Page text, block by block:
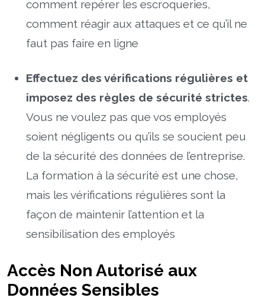
comment repérer les escroqueries,
comment réagir aux attaques et ce qu’il ne
faut pas faire en ligne
Effectuez des vérifications régulières et
imposez des règles de sécurité strictes.
Vous ne voulez pas que vos employés
soient négligents ou qu’ils se soucient peu
de la sécurité des données de l’entreprise.
La formation à la sécurité est une chose,
mais les vérifications régulières sont la
façon de maintenir l’attention et la
sensibilisation des employés
Accès Non Autorisé aux
Données Sensibles